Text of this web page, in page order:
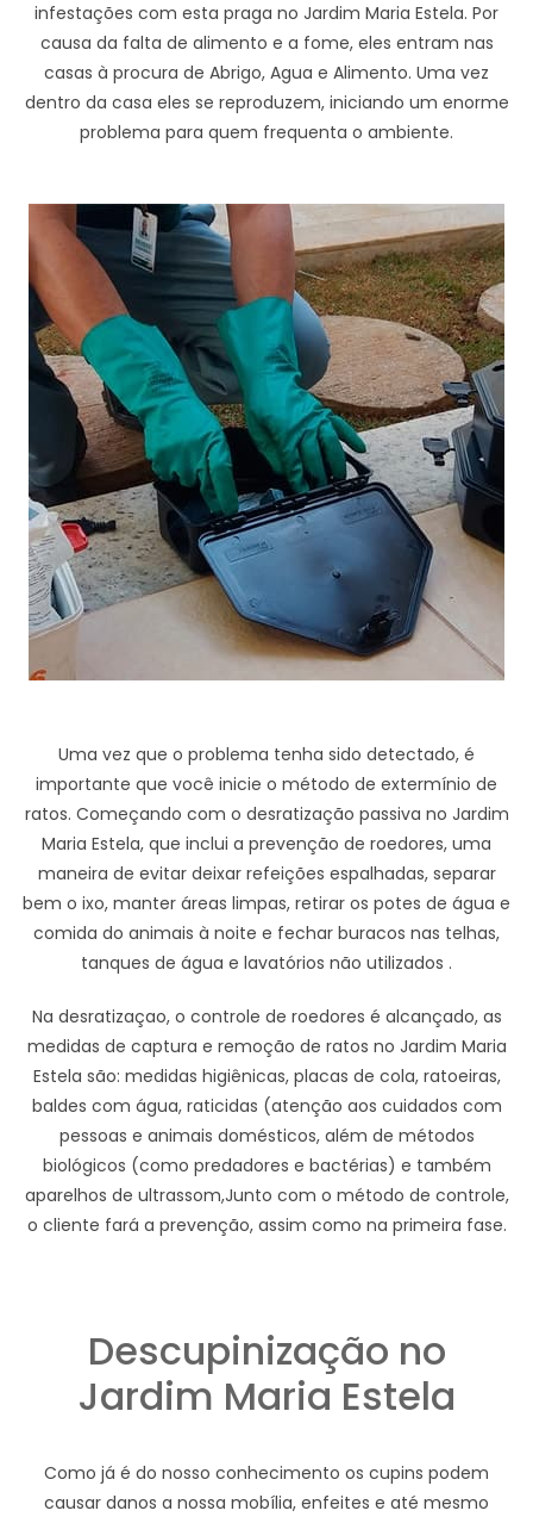
infestações com esta praga no Jardim Maria Estela. Por
causa da falta de alimento e a fome, eles entram nas
casas à procura de Abrigo, Agua e Alimento. Uma vez
dentro da casa eles se reproduzem, iniciando um enorme
problema para quem frequenta o ambiente.
Uma vez que o problema tenha sido detectado, é
importante que você inicie o método de extermínio de
ratos. Começando com o desratização passiva no Jardim
Maria Estela, que inclui a prevenção de roedores, uma
maneira de evitar deixar refeições espalhadas, separar
bem o ixo, manter áreas limpas, retirar os potes de água e
comida do animais à noite e fechar buracos nas telhas,
tanques de água e lavatórios não utilizados .
Na desratizaçao, o controle de roedores é alcançado, as
medidas de captura e remoção de ratos no Jardim Maria
Estela são: medidas higiênicas, placas de cola, ratoeiras,
baldes com água, raticidas (atenção aos cuidados com
pessoas e animais domésticos, além de métodos
biológicos (como predadores e bactérias) e também
aparelhos de ultrassom,Junto com o método de controle,
o cliente fará a prevenção, assim como na primeira fase.
Descupinização no
Jardim Maria Estela
Como já é do nosso conhecimento os cupins podem
causar danos a nossa mobília, enfeites e até mesmo